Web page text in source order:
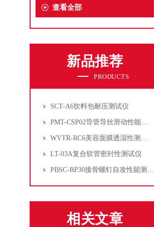
查看全部
新品推荐
PRODUCTS
SCT-A6饮料包耐压测试仪
PMT-CSP02导管导丝滑动性能测试仪
WVTR-RC6美容面膜透湿性测试仪
LT-03A复合软管密封性测试仪
PBSC-RP30接骨螺钉自攻性能测试‌仪
相关文章